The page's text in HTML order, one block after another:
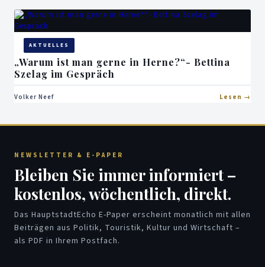
AKTUELLES
„Warum ist man gerne in Herne?“- Bettina
Szelag im Gespräch
Volker Neef Lesen
NEWSLETTER & E-PAPER
Bleiben Sie immer informiert –
kostenlos, wöchentlich, direkt.
Das HauptstadtEcho E-Paper erscheint monatlich mit allen
Beiträgen aus Politik, Touristik, Kultur und Wirtschaft –
als PDF in Ihrem Postfach.